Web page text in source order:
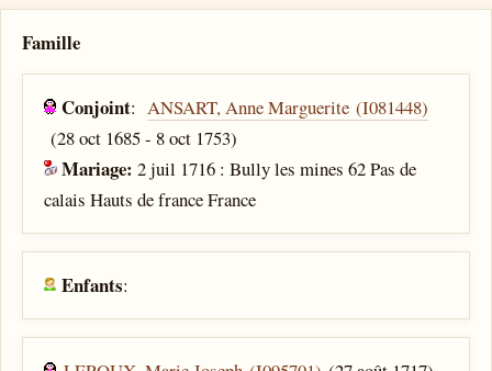
Famille
Conjoint:ANSART, Anne Marguerite (I081448)
(28 oct 1685 - 8 oct 1753)
Mariage:2 juil 1716 : Bully les mines 62 Pas de
calais Hauts de france France
Enfants: